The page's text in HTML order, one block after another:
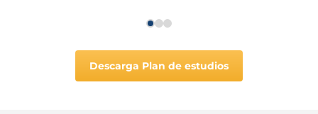
Descarga Plan de estudios